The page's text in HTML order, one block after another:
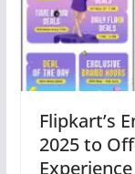
Flipkart’s
2025 to
Experience